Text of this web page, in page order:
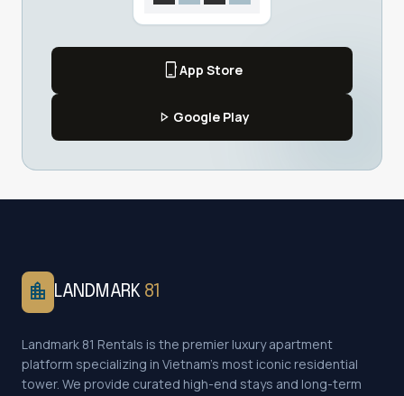
phone_iphoneApp Store
play_arrow Google Play
location_city LANDMARK 81
Landmark 81 Rentals is the premier luxury apartment
platform specializing in Vietnam's most iconic residential
tower. We provide curated high-end stays and long-term